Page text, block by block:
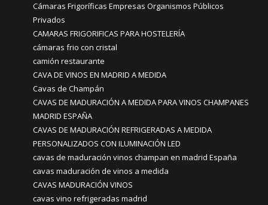
Cámaras Frigoríficas Empresas Organismos Públicos
Privados
CAMARAS FRIGORIFICAS PARA HOSTELERÍA
cámaras frio con cristal
camión restaurante
CAVA DE VINOS EN MADRID A MEDIDA
Cavas de Champán
CAVAS DE MADURACIÓN A MEDIDA PARA VINOS CHAMPANES
MADRID ESPAÑA
CAVAS DE MADURACIÓN REFRIGERADAS A MEDIDA
PERSONALIZADOS CON ILUMINACIÓN LED
cavas de maduración vinos champan en madrid España
cavas maduración de vinos a medida
CAVAS MADURACIÓN VINOS
cavas vino refrigeradas madrid